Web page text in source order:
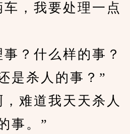
，我要处理一点
？什么样的事？
是杀人的事？”
难道我天天杀人
事。”